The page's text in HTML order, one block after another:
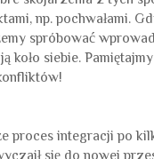
np. pochwałami.
spróbować
koło siebie.
proces integracji po
się do nowej